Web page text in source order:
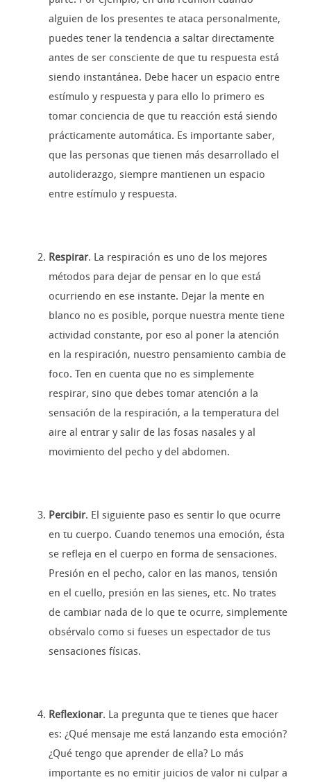
alguien de los presentes te ataca personalmente,
puedes tener la tendencia a saltar directamente
antes de ser consciente de que tu respuesta está
siendo instantánea. Debe hacer un espacio entre
estímulo y respuesta y para ello lo primero es
tomar conciencia de que tu reacción está siendo
prácticamente automática. Es importante saber,
que las personas que tienen más desarrollado el
autoliderazgo, siempre mantienen un espacio
entre estímulo y respuesta.
Respirar. La respiración es uno de los mejores
métodos para dejar de pensar en lo que está
ocurriendo en ese instante. Dejar la mente en
blanco no es posible, porque nuestra mente tiene
actividad constante, por eso al poner la atención
en la respiración, nuestro pensamiento cambia de
foco. Ten en cuenta que no es simplemente
respirar, sino que debes tomar atención a la
sensación de la respiración, a la temperatura del
aire al entrar y salir de las fosas nasales y al
movimiento del pecho y del abdomen.
Percibir. El siguiente paso es sentir lo que ocurre
en tu cuerpo. Cuando tenemos una emoción, ésta
se refleja en el cuerpo en forma de sensaciones.
Presión en el pecho, calor en las manos, tensión
en el cuello, presión en las sienes, etc. No trates
de cambiar nada de lo que te ocurre, simplemente
obsérvalo como si fueses un espectador de tus
sensaciones físicas.
Reflexionar. La pregunta que te tienes que hacer
es: ¿Qué mensaje me está lanzando esta emoción?
¿Qué tengo que aprender de ella? Lo más
importante es no emitir juicios de valor ni culpar a